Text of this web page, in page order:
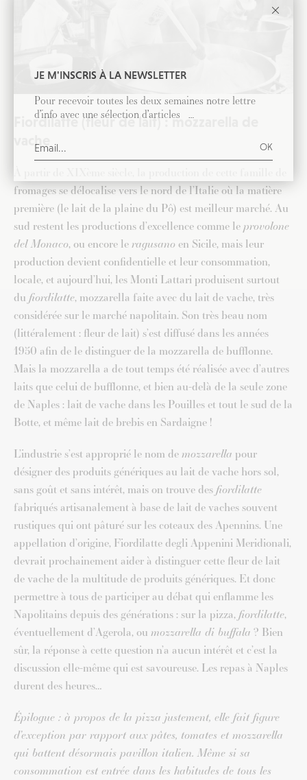
Fiordilatte (fleur de lait) : mozzarella de
vache
fromages se délocalise vers le nord de l’Italie où la matière
première (le lait de la plaine du Pô) est meilleur marché. Au
sud restent les productions d’excellence comme leprovolone
del Monaco, ou encore leragusano en Sicile, mais leur
production devient confidentielle et leur consommation,
locale, et aujourd’hui, les Monti Lattari produisent surtout
du fiordilatte, mozzarella faite avec du lait de vache, très
considérée sur le marché napolitain. Son très beau nom
(littéralement : fleur de lait) s’est diffusé dans les années
1950 afin de le distinguer de la mozzarella de bufflonne.
Mais la mozzarella a de tout temps été réalisée avec d’autres
laits que celui de bufflonne, et bien au-delà de la seule zone
de Naples : lait de vache dans les Pouilles et tout le sud de la
Botte, et même lait de brebis en Sardaigne !
L’industrie s’est approprié le nom demozzarella pour
désigner des produits génériques au lait de vache hors sol,
sans goût et sans intérêt, mais on trouve desfiordilatte
fabriqués artisanalement à base de lait de vaches souvent
rustiques qui ont pâturé sur les coteaux des Apennins. Une
appellation d’origine, Fiordilatte degli Appenini Meridionali,
devrait prochainement aider à distinguer cette fleur de lait
de vache de la multitude de produits génériques. Et donc
permettre à tous de participer au débat qui enflamme les
Napolitains depuis des générations : sur la pizza,fiordilatte,
éventuellement d’Agerola, ou mozzarella di buffala ? Bien
sûr, la réponse à cette question n’a aucun intérêt et c’est la
discussion elle-même qui est savoureuse. Les repas à Naples
durent des heures…
Épilogue : à propos de la pizza justement, elle fait figure
d’exception par rapport aux pâtes, tomates et mozzarella
qui battent désormais pavillon italien. Même si sa
consommation est entrée dans les habitudes de tous les
JE M'INSCRIS À LA NEWSLETTER
Pour recevoir toutes les deux semaines notre lettre
d’info avec une sélection d’articles …